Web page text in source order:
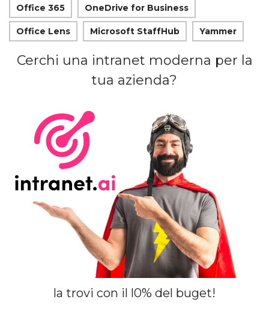
Office 365 OneDrive for Business
Office Lens Microsoft StaffHub Yammer
Cerchi una intranet moderna per la
tua azienda?
la trovi con il l0% del buget!